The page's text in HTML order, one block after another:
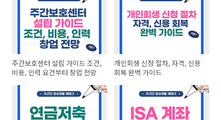
주간보호센터 설립 가이드 조건,
비용, 인력 요건부터 창업 전망
개인회생 신청 절차, 자격, 신용
회복 완벽 가이드